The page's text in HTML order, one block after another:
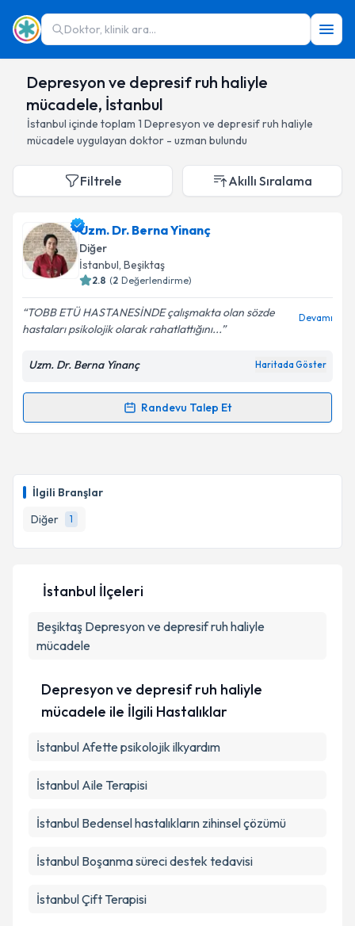
Doktor, klinik ara...
Depresyon ve depresif ruh haliyle
mücadele, İstanbul
İstanbul içinde toplam 1 Depresyon ve depresif ruh haliyle
mücadele uygulayan doktor - uzman bulundu
İlgili Branşlar
Diğer
1
Filtrele Akıllı Sıralama
Uzm. Dr. Berna Yinanç
Diğer
İstanbul, Beşiktaş
2.8 (2 Değerlendirme)
TOBB ETÜ HASTANESİNDE çalışmakta olan sözde
hastaları psikolojik olarak rahatlattığını...
Devamı
Uzm. Dr. Berna Yinanç Haritada Göster
Randevu Talep Et
Randevu Takvimi Talebi
takvim hazırlandığında e-posta ile bilgilendireceğiz.
E-posta Adresiniz
Metni'ni okudum ve kişisel verilerimin belirtilen
kapsamda işlenmesini kabul ediyorum.
Takvim Talebini Gönder
İstanbul İlçeleri
Beşiktaş Depresyon ve depresif ruh haliyle
mücadele
Depresyon ve depresif ruh haliyle
mücadele ile İlgili Hastalıklar
İstanbul Afette psikolojik ilkyardım
İstanbul Aile Terapisi
İstanbul Bedensel hastalıkların zihinsel çözümü
İstanbul Boşanma süreci destek tedavisi
İstanbul Çift Terapisi